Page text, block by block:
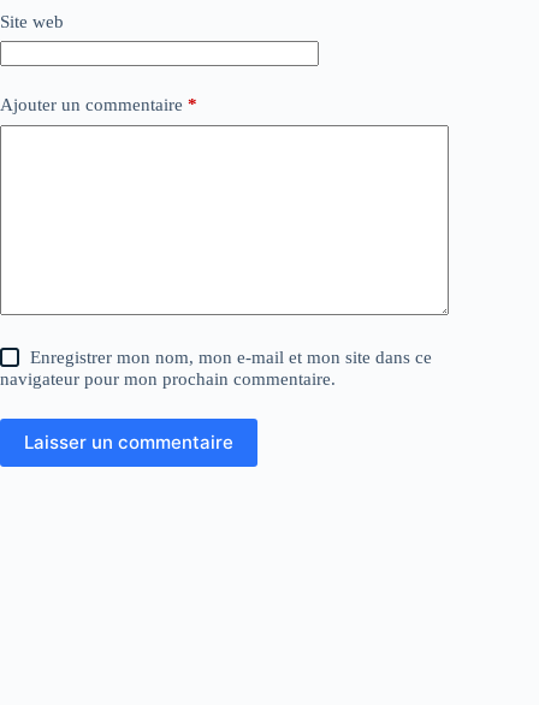
Site web
Ajouter un commentaire *
Enregistrer mon nom, mon e-mail et mon site dans ce
navigateur pour mon prochain commentaire.
Laisser un commentaire